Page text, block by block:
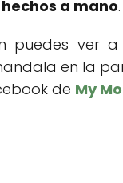
a mano.
puedes ver a
en la
de My